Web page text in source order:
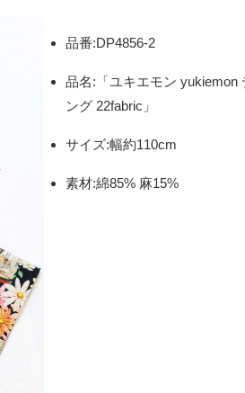
品番:DP4856-2
品名:「ユキエモン yukiemon
ング 22fabric」
サイズ:幅約110cm
素材:綿85% 麻15%